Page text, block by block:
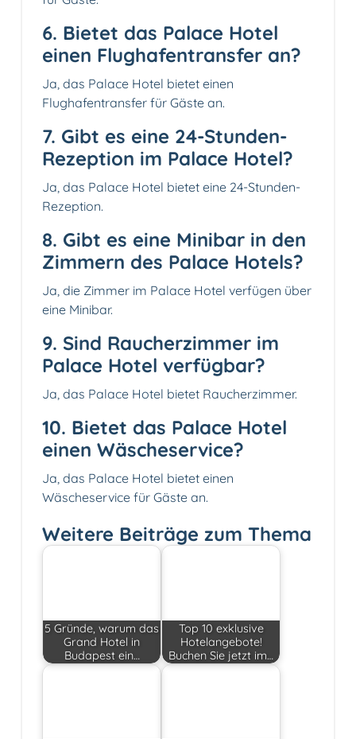
6. Bietet das Palace Hotel
einen Flughafentransfer an?
Ja, das Palace Hotel bietet einen
Flughafentransfer für Gäste an.
7. Gibt es eine 24-Stunden-
Rezeption im Palace Hotel?
Ja, das Palace Hotel bietet eine 24-Stunden-
Rezeption.
8. Gibt es eine Minibar in den
Zimmern des Palace Hotels?
Ja, die Zimmer im Palace Hotel verfügen über
eine Minibar.
9. Sind Raucherzimmer im
Palace Hotel verfügbar?
Ja, das Palace Hotel bietet Raucherzimmer.
10. Bietet das Palace Hotel
einen Wäscheservice?
Ja, das Palace Hotel bietet einen
Wäscheservice für Gäste an.
Weitere Beiträge zum Thema
5 Gründe, warum das
Grand Hotel in
Budapest ein…
Top 10 exklusive
Hotelangebote!
Buchen Sie jetzt im…